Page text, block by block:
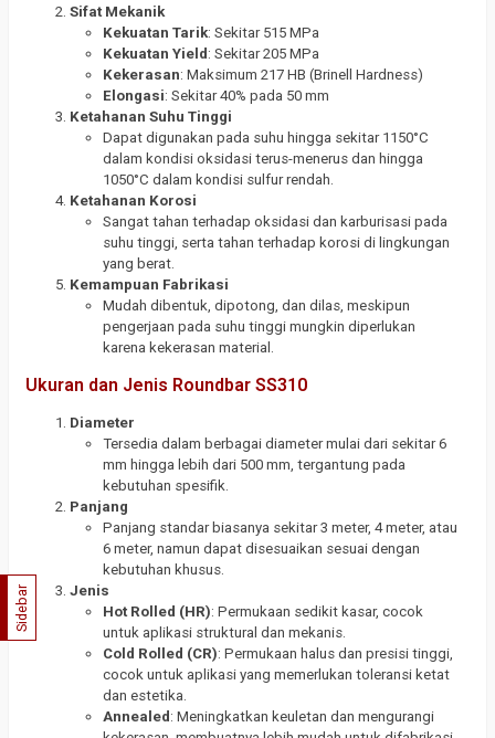
Sifat Mekanik
Kekuatan Tarik: Sekitar 515 MPa
Kekuatan Yield : Sekitar 205 MPa
Kekerasan: Maksimum 217 HB (Brinell Hardness)
Elongasi: Sekitar 40% pada 50 mm
Ketahanan Suhu Tinggi
Dapat digunakan pada suhu hingga sekitar 1150°C
dalam kondisi oksidasi terus-menerus dan hingga
1050°C dalam kondisi sulfur rendah.
Ketahanan Korosi
Sangat tahan terhadap oksidasi dan karburisasi pada
suhu tinggi, serta tahan terhadap korosi di lingkungan
yang berat.
Kemampuan Fabrikasi
Mudah dibentuk, dipotong, dan dilas, meskipun
pengerjaan pada suhu tinggi mungkin diperlukan
karena kekerasan material.
Ukuran dan Jenis Roundbar SS310
Diameter
Tersedia dalam berbagai diameter mulai dari sekitar 6
mm hingga lebih dari 500 mm, tergantung pada
kebutuhan spesifik.
Panjang
Panjang standar biasanya sekitar 3 meter, 4 meter, atau
6 meter, namun dapat disesuaikan sesuai dengan
kebutuhan khusus.
Jenis
Hot Rolled (HR): Permukaan sedikit kasar, cocok
untuk aplikasi struktural dan mekanis.
Cold Rolled (CR): Permukaan halus dan presisi tinggi,
cocok untuk aplikasi yang memerlukan toleransi ketat
dan estetika.
Annealed : Meningkatkan keuletan dan mengurangi
Sidebar